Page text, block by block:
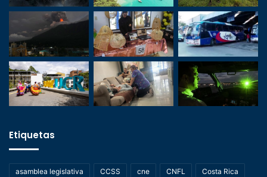
Etiquetas
asamblea legislativa CCSS cne CNFL Costa Rica